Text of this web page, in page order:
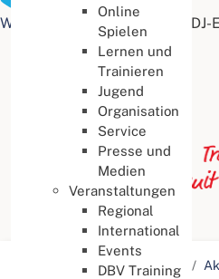
Web Accessibility plugin by
Online
Spielen
Lernen und
Trainieren
Jugend
Organisation
Service
Presse und
Medien
Veranstaltungen
Regional
International
Events
DBV Training
Aktuelle Seite: Startseite